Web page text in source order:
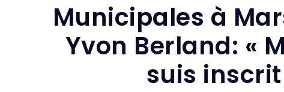
Municipales à
Yvon Berland: «
suis